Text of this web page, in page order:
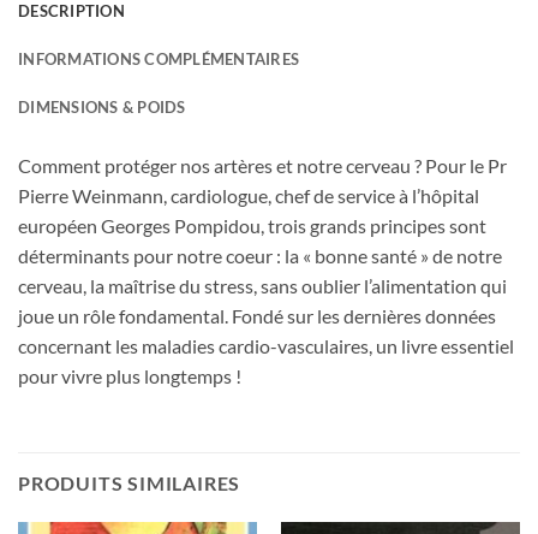
DESCRIPTION
INFORMATIONS COMPLÉMENTAIRES
DIMENSIONS & POIDS
Comment protéger nos artères et notre cerveau ? Pour le Pr
Pierre Weinmann, cardiologue, chef de service à l’hôpital
européen Georges Pompidou, trois grands principes sont
déterminants pour notre coeur : la « bonne santé » de notre
cerveau, la maîtrise du stress, sans oublier l’alimentation qui
joue un rôle fondamental. Fondé sur les dernières données
concernant les maladies cardio-vasculaires, un livre essentiel
pour vivre plus longtemps !
PRODUITS SIMILAIRES